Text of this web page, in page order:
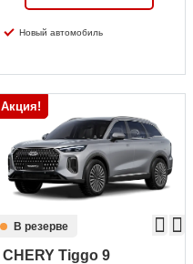
Новый автомобиль
Акция!
В резерве
CHERY Tiggo 9